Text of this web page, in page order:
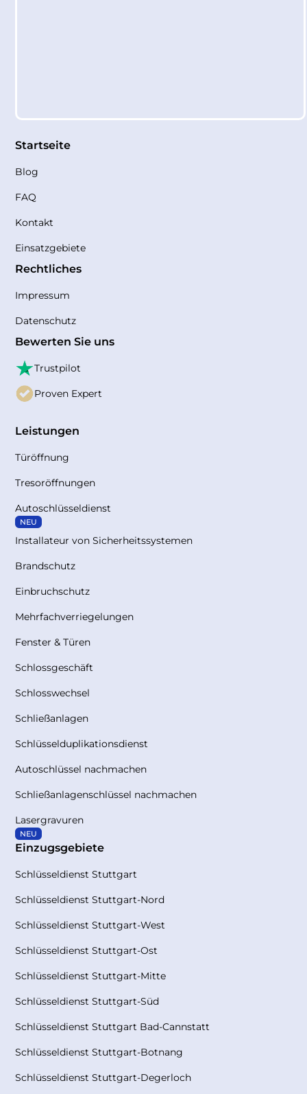
Startseite
Blog
FAQ
Kontakt
Einsatzgebiete
Rechtliches
Impressum
Datenschutz
Bewerten Sie uns
Trustpilot
Proven Expert
Leistungen
Türöffnung
Tresoröffnungen
Autoschlüsseldienst
NEU
Installateur von Sicherheitssystemen
Brandschutz
Einbruchschutz
Mehrfachverriegelungen
Fenster & Türen
Schlossgeschäft
Schlosswechsel
Schließanlagen
Schlüsselduplikationsdienst
Autoschlüssel nachmachen
Schließanlagenschlüssel nachmachen
Lasergravuren
NEU
Einzugsgebiete
Schlüsseldienst Stuttgart
Schlüsseldienst Stuttgart-Nord
Schlüsseldienst Stuttgart-West
Schlüsseldienst Stuttgart-Ost
Schlüsseldienst Stuttgart-Mitte
Schlüsseldienst Stuttgart-Süd
Schlüsseldienst Stuttgart Bad-Cannstatt
Schlüsseldienst Stuttgart-Botnang
Schlüsseldienst Stuttgart-Degerloch